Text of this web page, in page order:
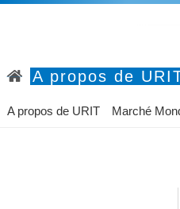
A propos de
Accueil A propos de URIT
A propos de URIT Marché